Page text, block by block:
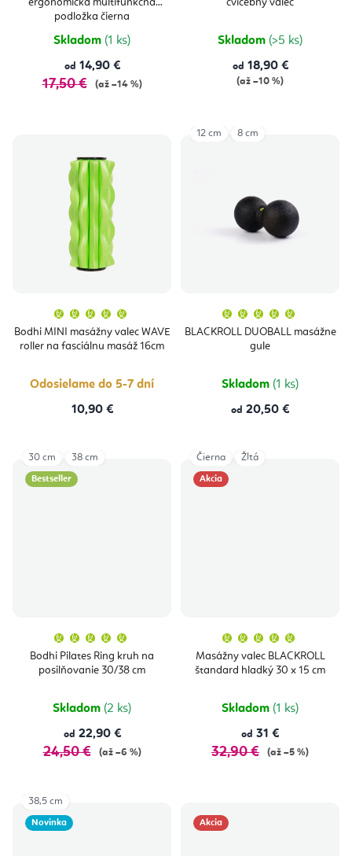
ergonomická multifunkčná
podložka čierna
Skladom (1 ks)
od 14,90 €
17,50 € (až –14 %)
cvičebný valec
Skladom (>5 ks)
od 18,90 €
(až –10 %)
Bodhi MINI masážny valec WAVE
roller na fasciálnu masáž 16cm
produktu
je
5,0
hviezdičiek.
Odosielame do 5-7 dní
10,90 €
BLACKROLL DUOBALL masážne
gule
produktu
je
Skladom (1 ks)
od 20,50 €
12 cm 8 cm
Bestseller
Bodhi Pilates Ring kruh na
posilňovanie 30/38 cm
produktu
je
5,0
hviezdičiek.
Skladom (2 ks)
od 22,90 €
24,50 € (až –6 %)
30 cm 38 cm
Akcia
Masážny valec BLACKROLL
štandard hladký 30 x 15 cm
produktu
je
5,0
Skladom (1 ks)
od 31 €
32,90 € (až –5 %)
Čierna Žltá
Novinka
38,5 cm
Akcia